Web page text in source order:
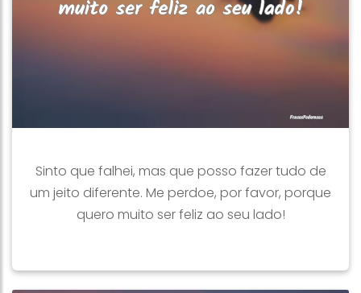
Sinto que falhei, mas que posso fazer tudo de
um jeito diferente. Me perdoe, por favor, porque
quero muito ser feliz ao seu lado!